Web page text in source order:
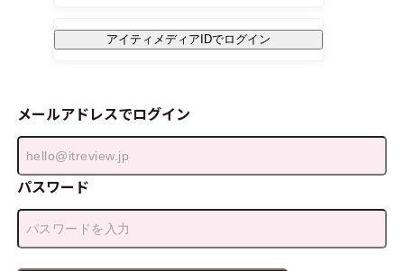
アイティメディアIDでログイン
メールアドレスでログイン
パスワード